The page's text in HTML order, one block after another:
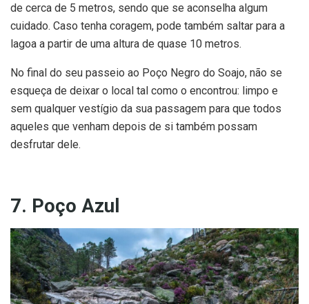
de cerca de 5 metros, sendo que se aconselha algum
cuidado. Caso tenha coragem, pode também saltar para a
lagoa a partir de uma altura de quase 10 metros.
No final do seu passeio ao Poço Negro do Soajo, não se
esqueça de deixar o local tal como o encontrou: limpo e
sem qualquer vestígio da sua passagem para que todos
aqueles que venham depois de si também possam
desfrutar dele.
7. Poço Azul